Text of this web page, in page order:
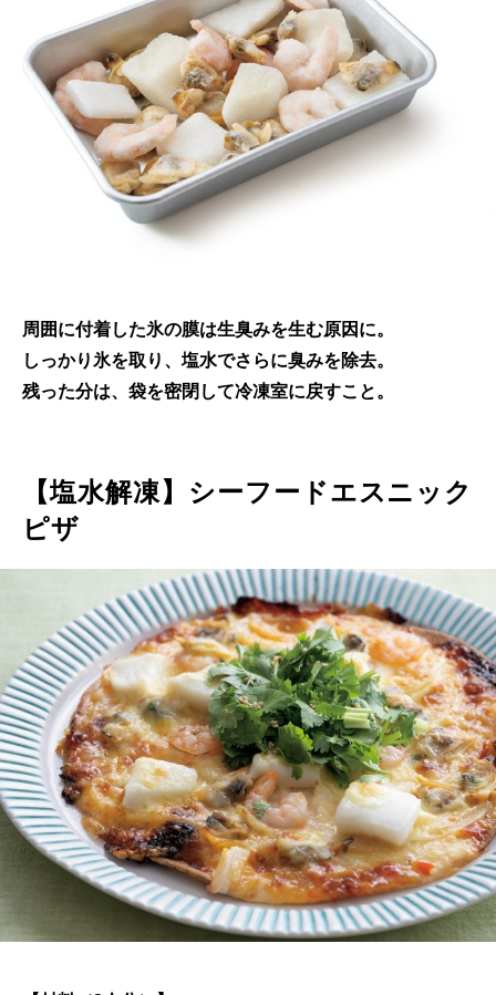
周囲に付着した氷の膜は生臭みを生む原因に。
しっかり氷を取り、塩水でさらに臭みを除去。
残った分は、袋を密閉して冷凍室に戻すこと。
【塩水解凍】シーフードエスニック
ピザ